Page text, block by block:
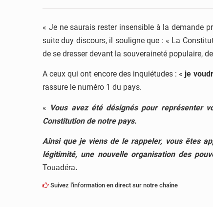
« Je ne saurais rester insensible à la demande
suite duy discours, il souligne que : « La
de se dresser devant la souveraineté populaire,
A ceux qui ont encore des inquiétudes : « je
rassure le numéro 1 du pays.
« Vous avez été désignés pour représenter
Constitution de notre pays.
Ainsi que je viens de le rappeler, vous êtes
légitimité, une nouvelle organisation des
Touadéra.
Suivez l'information en direct sur notre chaîne